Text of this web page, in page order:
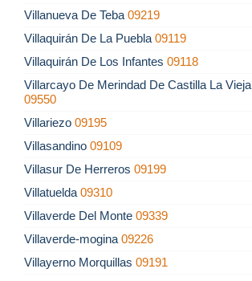
Villanueva De Teba 09219
Villaquirán De La Puebla 09119
Villaquirán De Los Infantes 09118
Villarcayo De Merindad De Castilla La Vieja
09550
Villariezo 09195
Villasandino 09109
Villasur De Herreros 09199
Villatuelda 09310
Villaverde Del Monte 09339
Villaverde-mogina 09226
Villayerno Morquillas 09191